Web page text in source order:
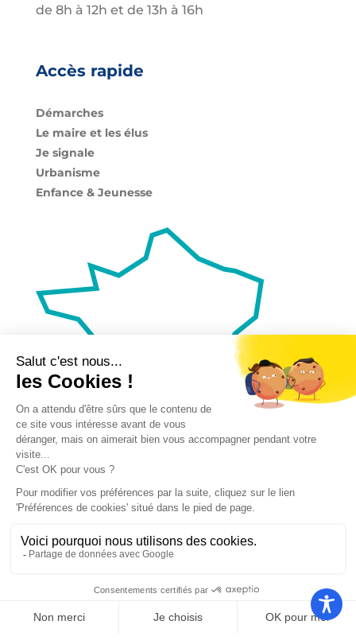
de 8h à 12h et de 13h à 16h
Accès rapide
Démarches
Le maire et les élus
Je signale
Urbanisme
Enfance & Jeunesse
Nos autres sites